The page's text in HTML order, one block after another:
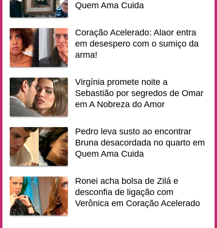
Quem Ama Cuida
Coração Acelerado: Alaor entra
em desespero com o sumiço da
arma!
Virgínia promete noite a
Sebastião por segredos de Omar
em A Nobreza do Amor
Pedro leva susto ao encontrar
Bruna desacordada no quarto em
Quem Ama Cuida
Ronei acha bolsa de Zilá e
desconfia de ligação com
Verônica em Coração Acelerado